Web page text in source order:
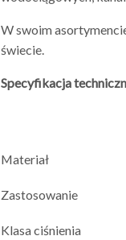
W swoim
świecie.
Specyfikacja
Materiał
Zastosowanie
Klasa ciśnienia